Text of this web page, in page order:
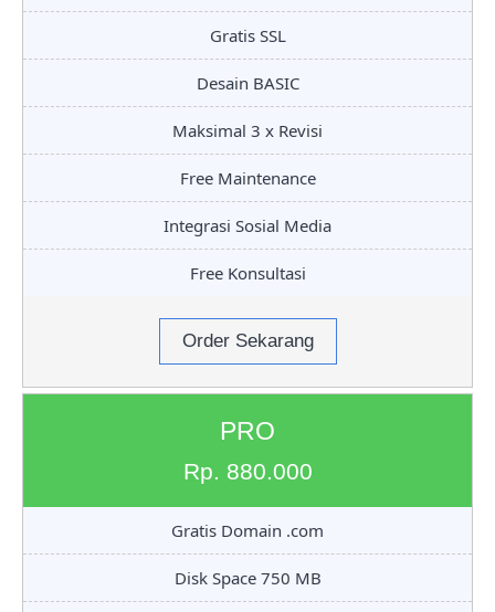
Gratis SSL
Desain BASIC
Maksimal 3 x Revisi
Free Maintenance
Integrasi Sosial Media
Free Konsultasi
Order Sekarang
PRO
Rp. 880.000
Gratis Domain .com
Disk Space 750 MB